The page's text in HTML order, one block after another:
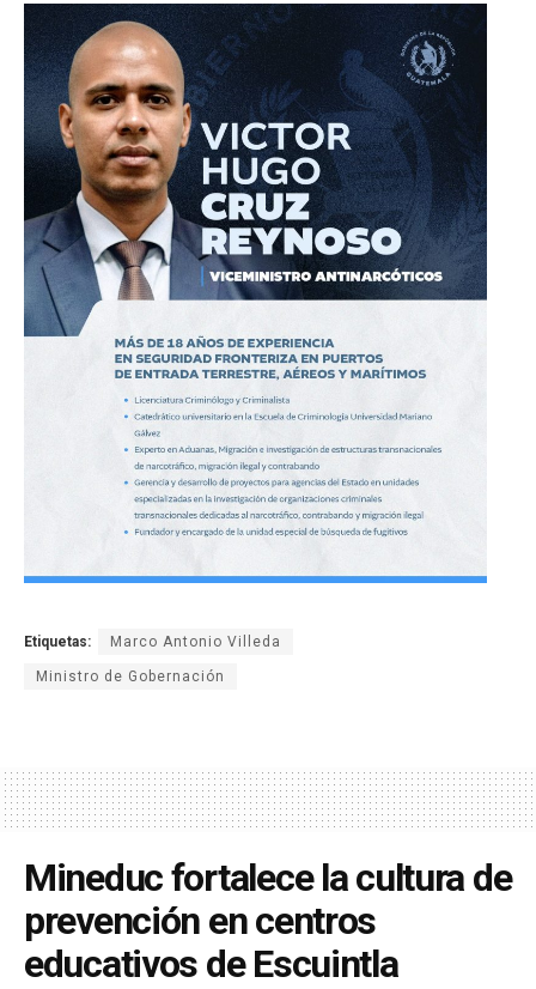
Etiquetas: Marco Antonio Villeda
Ministro de Gobernación
Mineduc fortalece la cultura de
prevención en centros
educativos de Escuintla